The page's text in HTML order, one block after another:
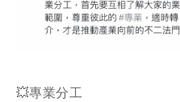
💥專業分工